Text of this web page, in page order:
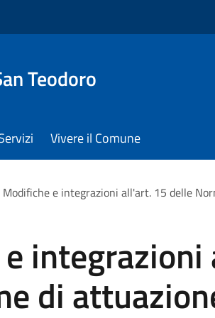
Teodoro
Vivere il Comune
Modifiche e integrazioni all'art. 15 delle
di